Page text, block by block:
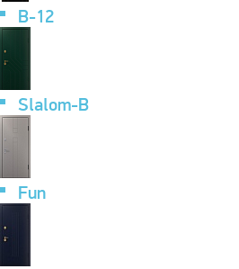
B-12
Slalom-B
Fun